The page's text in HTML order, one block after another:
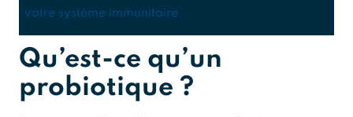
votre système immunitaire
Qu’est-ce qu’un
probiotique ?